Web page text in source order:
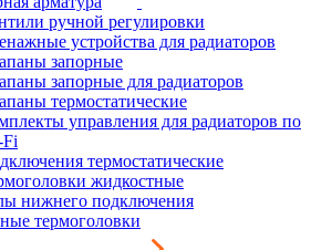
ручной регулировки
устройства для радиаторов
запорные
запорные для радиаторов
термостатические
управления для радиаторов по
термостатические
жидкостные
нижнего подключения
термоголовки